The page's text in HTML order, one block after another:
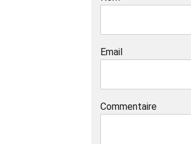
Email
Commentaire